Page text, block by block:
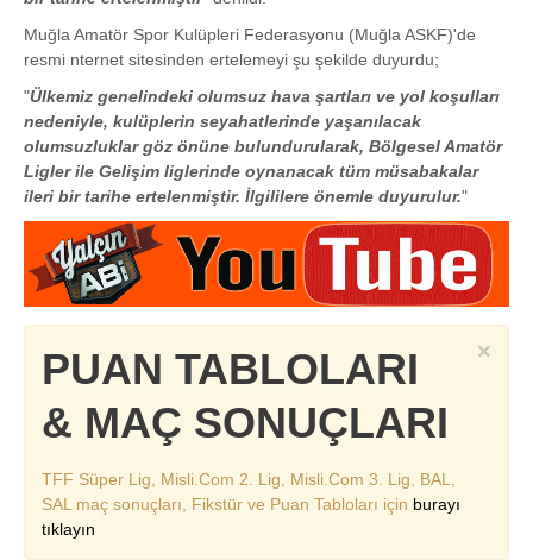
Muğla Amatör Spor Kulüpleri Federasyonu (Muğla ASKF)'de
resmi nternet sitesinden ertelemeyi şu şekilde duyurdu;
"Ülkemiz genelindeki olumsuz hava şartları ve yol koşulları
nedeniyle, kulüplerin seyahatlerinde yaşanılacak
olumsuzluklar göz önüne bulundurularak, Bölgesel Amatör
Ligler ile Gelişim liglerinde oynanacak tüm müsabakalar
ileri bir tarihe ertelenmiştir. İlgililere önemle duyurulur."
×
PUAN TABLOLARI
& MAÇ SONUÇLARI
TFF Süper Lig, Misli.Com 2. Lig, Misli.Com 3. Lig, BAL,
SAL maç sonuçları, Fikstür ve Puan Tabloları için burayı
tıklayın